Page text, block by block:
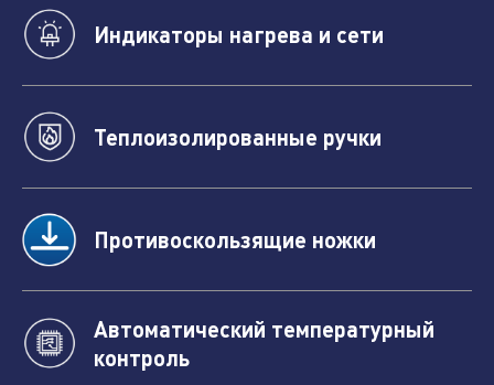
Нажимая кнопку "отправить", вы соглашаетесь
с
Индикаторы нагрева и сети
Теплоизолированные ручки
Противоскользящие ножки
Автоматический температурный
контроль